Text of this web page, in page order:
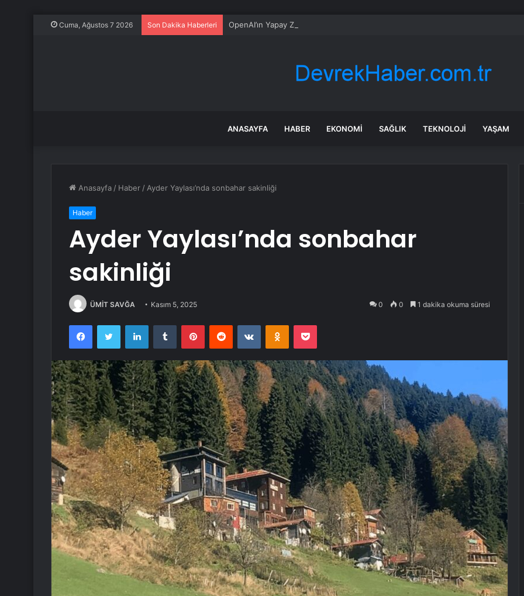
Cuma, Ağustos 7 2026 Son Dakika Haberleri OpenAI’ın Yapay Zeka Modeli Güvenlik Testinde Kontrolden Çıktı, Hugging Face’i
ANASAYFA HABER EKONOMI SAĞLIK TEKNOLOJI YAŞAM
Anasayfa / Haber / Ayder Yaylası’nda sonbahar sakinliği
Haber
Ayder Yaylası’nda sonbahar
sakinliği
ÜMİT SAVĞA Kasım 5, 2025 0 0 1 dakika okuma süresi
FacebookTwitter LinkedInTumblr PinterestReddit VKontakteOdnoklassniki
Pocket